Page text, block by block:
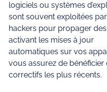
logiciels ou systèmes
sont souvent exploitées
hackers pour propager
activant les mises à jour
automatiques sur vos
vous assurez de bénéficier
correctifs les plus récents.